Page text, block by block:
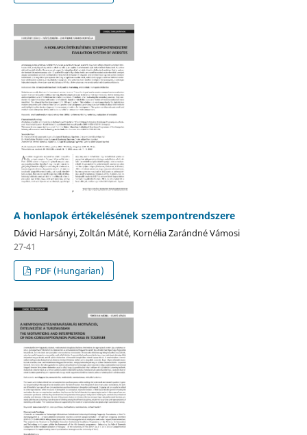
A honlapok értékelésének szempontrendszere
Dávid Harsányi, Zoltán Máté, Kornélia Zarándné Vámosi
27-41
PDF (Hungarian)